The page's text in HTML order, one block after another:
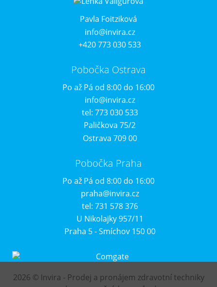
Pavla Foitziková
info@invira.cz
+420 773 030 533
Pobočka Ostrava
Po až Pá od 8:00 do 16:00
info@invira.cz
tel: 773 030 533
Paličkova 75/2
Ostrava 709 00
Pobočka Praha
Po až Pá od 8:00 do 16:00
praha@invira.cz
tel: 731 578 376
U Nikolajky 957/11
Praha 5 - Smíchov 150 00
2026 © Invira - Prodej a pronájem zdravotní techniky